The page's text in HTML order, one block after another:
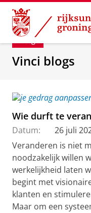
Skip
Content
Skip
Navigation
Blog
Vinci blogs
Wie durft te
Datum:
26 juli
Veranderen is niet
noodzakelijk willen
werkelijkheid laten
begint met
klanten en
Maar om een